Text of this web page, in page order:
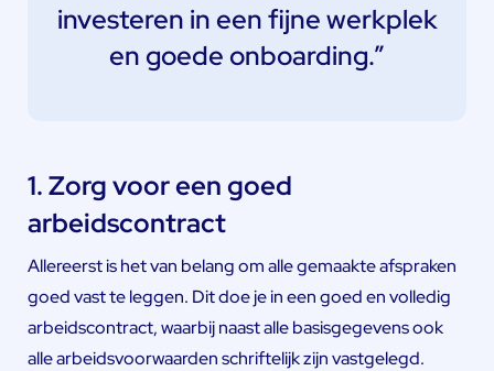
investeren in een fijne werkplek
en goede onboarding.”
1. Zorg voor een goed
arbeidscontract
Allereerst is het van belang om alle gemaakte afspraken
goed vast te leggen. Dit doe je in een goed en volledig
arbeidscontract, waarbij naast alle basisgegevens ook
alle arbeidsvoorwaarden schriftelijk zijn vastgelegd.